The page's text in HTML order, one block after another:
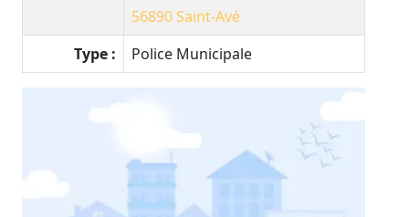
56890Saint-Avé
Type :
Police Municipale